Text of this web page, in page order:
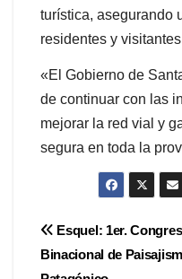
turística, asegurando
residentes y
«El Gobierno de
de continuar con las
mejorar la red vial y
segura en toda la
de
Esquel: 1er.
Binacional de